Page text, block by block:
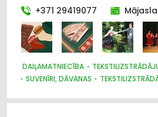
+371 29419077
DAIĻAMATNIECĪBA
SUVENĪRI, DĀVANAS